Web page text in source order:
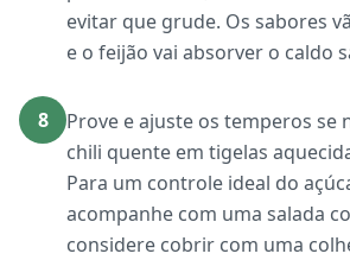
evitar que grude. Os sabores
e o feijão vai absorver o caldo
8
Prove e ajuste os temperos se
chili quente em tigelas
Para um controle ideal do
acompanhe com uma salada
considere cobrir com uma